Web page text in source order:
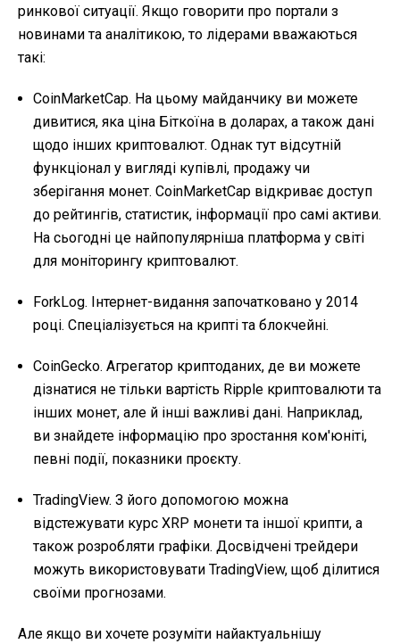
ринкової ситуації. Якщо говорити про портали з
новинами та аналітикою, то лідерами вважаються
такі:
CoinMarketCap. На цьому майданчику ви можете
дивитися, яка ціна Біткоїна в доларах, а також дані
щодо інших криптовалют. Однак тут відсутній
функціонал у вигляді купівлі, продажу чи
зберігання монет. CoinMarketCap відкриває доступ
до рейтингів, статистик, інформації про самі активи.
На сьогодні це найпопулярніша платформа у світі
для моніторингу криптовалют.
ForkLog. Інтернет-видання започатковано у 2014
році. Спеціалізується на крипті та блокчейні.
CoinGecko. Агрегатор криптоданих, де ви можете
дізнатися не тільки вартість Ripple криптовалюти та
інших монет, але й інші важливі дані. Наприклад,
ви знайдете інформацію про зростання ком'юніті,
певні події, показники проєкту.
TradingView. З його допомогою можна
відстежувати курс XRP монети та іншої крипти, а
також розробляти графіки. Досвідчені трейдери
можуть використовувати TradingView, щоб ділитися
своїми прогнозами.
Але якщо ви хочете розуміти найактуальнішу